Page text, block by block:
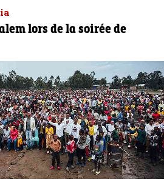
lors de la soirée de